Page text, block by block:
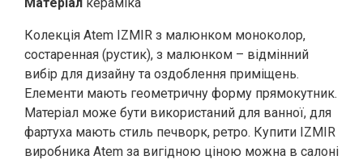
Колекція Atem IZMIR з малюнком моноколор,
состаренная (рустик), з малюнком – відмінний
вибір для дизайну та оздоблення приміщень.
Елементи мають геометричну форму прямокутник.
Матеріал може бути використаний для ванної, для
фартуха мають стиль печворк, ретро. Купити IZMIR
виробника Atem за вигідною ціною можна в салоні